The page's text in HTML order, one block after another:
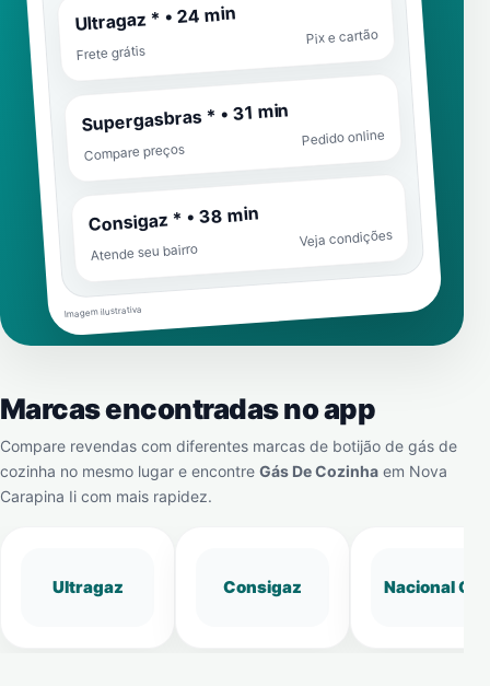
Ultragaz * • 24 min
Frete grátis
Pix e cartão
Supergasbras * • 31 min
Compare preços
Pedido online
Consigaz * • 38 min
Atende seu bairro
Veja condições
Imagem ilustrativa
Marcas encontradas no app
Compare revendas com diferentes marcas de botijão de gás de
cozinha no mesmo lugar e encontre Gás De Cozinha em Nova
Carapina Ii com mais rapidez.
Ultragaz Consigaz Nacional Gás